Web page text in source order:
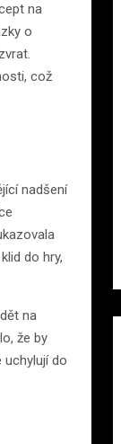
na
o
což
nadšení
do hry,
na
že by
uchylují do